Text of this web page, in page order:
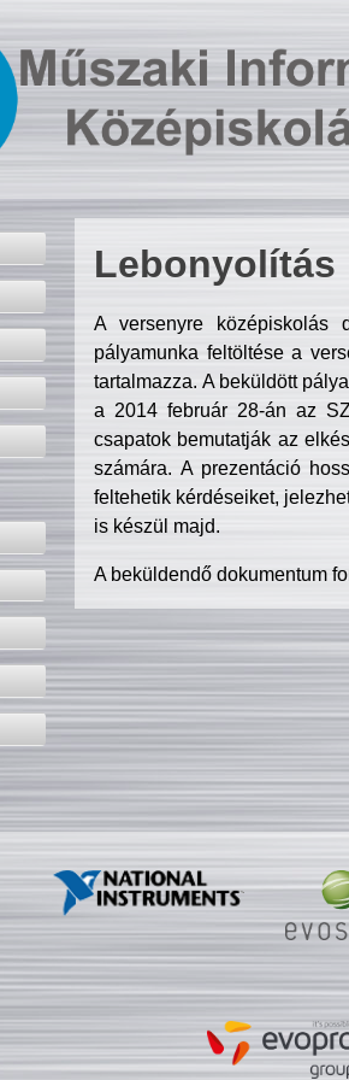
Lebonyolítás
A versenyre középiskolás
pályamunka feltöltése a
tartalmazza. A beküldött
a 2014 február 28-án az
csapatok bemutatják az
számára. A prezentáció
feltehetik kérdéseiket,
is készül majd.
A beküldendő dokumentum